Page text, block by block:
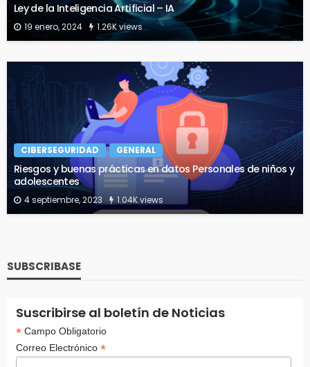
Ley de la Inteligencia Artificial – IA
19 enero, 2024 1.26K views
CIBERSEGURIDAD GENERAL
Riesgos y buenas prácticas en datos Personales de niños y
adolescentes
4 septiembre, 2023 1.04K views
SUBSCRIBASE
Suscribirse al boletín de Noticias
*Campo Obligatorio
Correo Electrónico *